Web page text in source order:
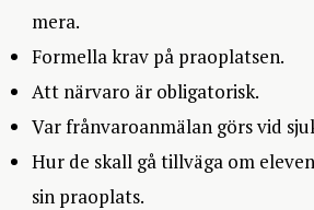
mera.
Formella krav på praoplatsen.
Att närvaro är obligatorisk.
Var frånvaroanmälan görs vid
Hur de skall gå tillväga om
sin praoplats.